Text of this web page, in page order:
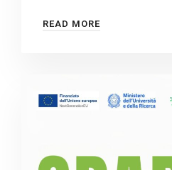
READ MORE